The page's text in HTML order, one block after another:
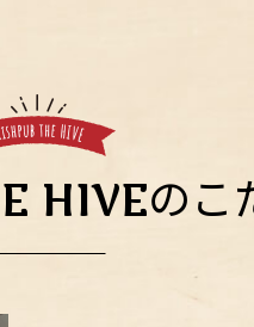
HIVEのこ